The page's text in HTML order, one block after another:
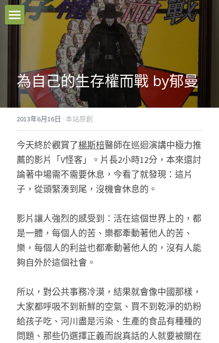
好文推薦
影音分享
關於我們
臉書粉專
聯絡我們
Facebook
為自己的生存權而戰 by郁曼
2013年6月16日 · 本站原創
今天終於觀賞了楊斯棓醫師在巡迴演講中極力推
薦的影片「V怪客」。片長2小時12分，本來還討
論著中場需不需要休息，今看了就發現：這片
子，從頭緊湊到尾，沒機會休息的。
影片讓人強烈的感受到：活在這個世界上的，都
是一體，每個人的苦、樂都牽動著他人的苦、
樂，每個人的利益也都牽動著他人的，沒有人能
夠自外於這個社會。
所以，對公共事務冷漠，結果就會像中國那樣，
大家都呼吸不到新鮮的空氣、買不到乾淨的奶粉
給孩子吃、河川盡是污染、生產的食品有種種的
問題、那些仍選擇正義而說真話的人就要被關在